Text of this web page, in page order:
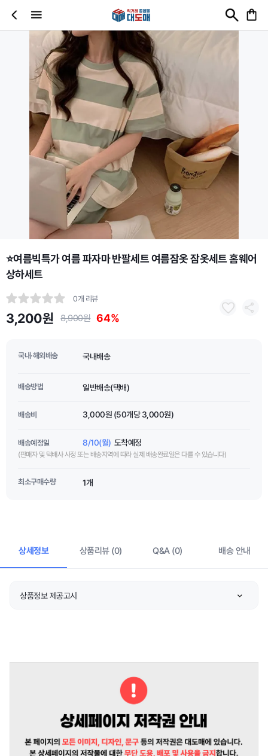
⭐여름빅특가 여름 파자마 반팔세트 여름잠옷 잠옷세트 홈웨어
상하세트
0개 리뷰
3,200원 8,900원 64%
국내·해외배송 국내배송
배송방법 일반배송(택배)
배송비 3,000원 (50개당 3,000원)
배송예정일 8/10(월) 도착예정
(판매자 및 택배사 사정 또는 배송지역에 따라 실제 배송완료일은 다를 수 있습니다)
최소구매수량 1개
상세정보 상품리뷰 (0) Q&A (0) 배송 안내
상품정보 제공고시
상품 상세설명 참조
상품 상세설명 참조
세탁방법 및 취급시 주의
사항
상품 상세설명 참조